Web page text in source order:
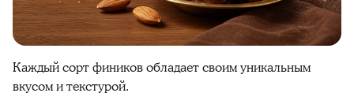
Каждыйсортфиниковобладает своим уникальным
вкусом и текстурой.